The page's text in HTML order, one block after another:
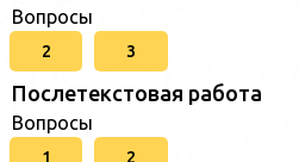
Вопросы
2 3
Послетекстовая работа
Вопросы
1 2